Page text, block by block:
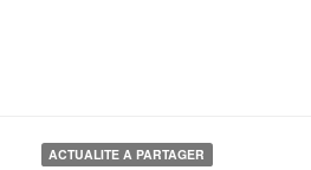
ACTUALITE A PARTAGER